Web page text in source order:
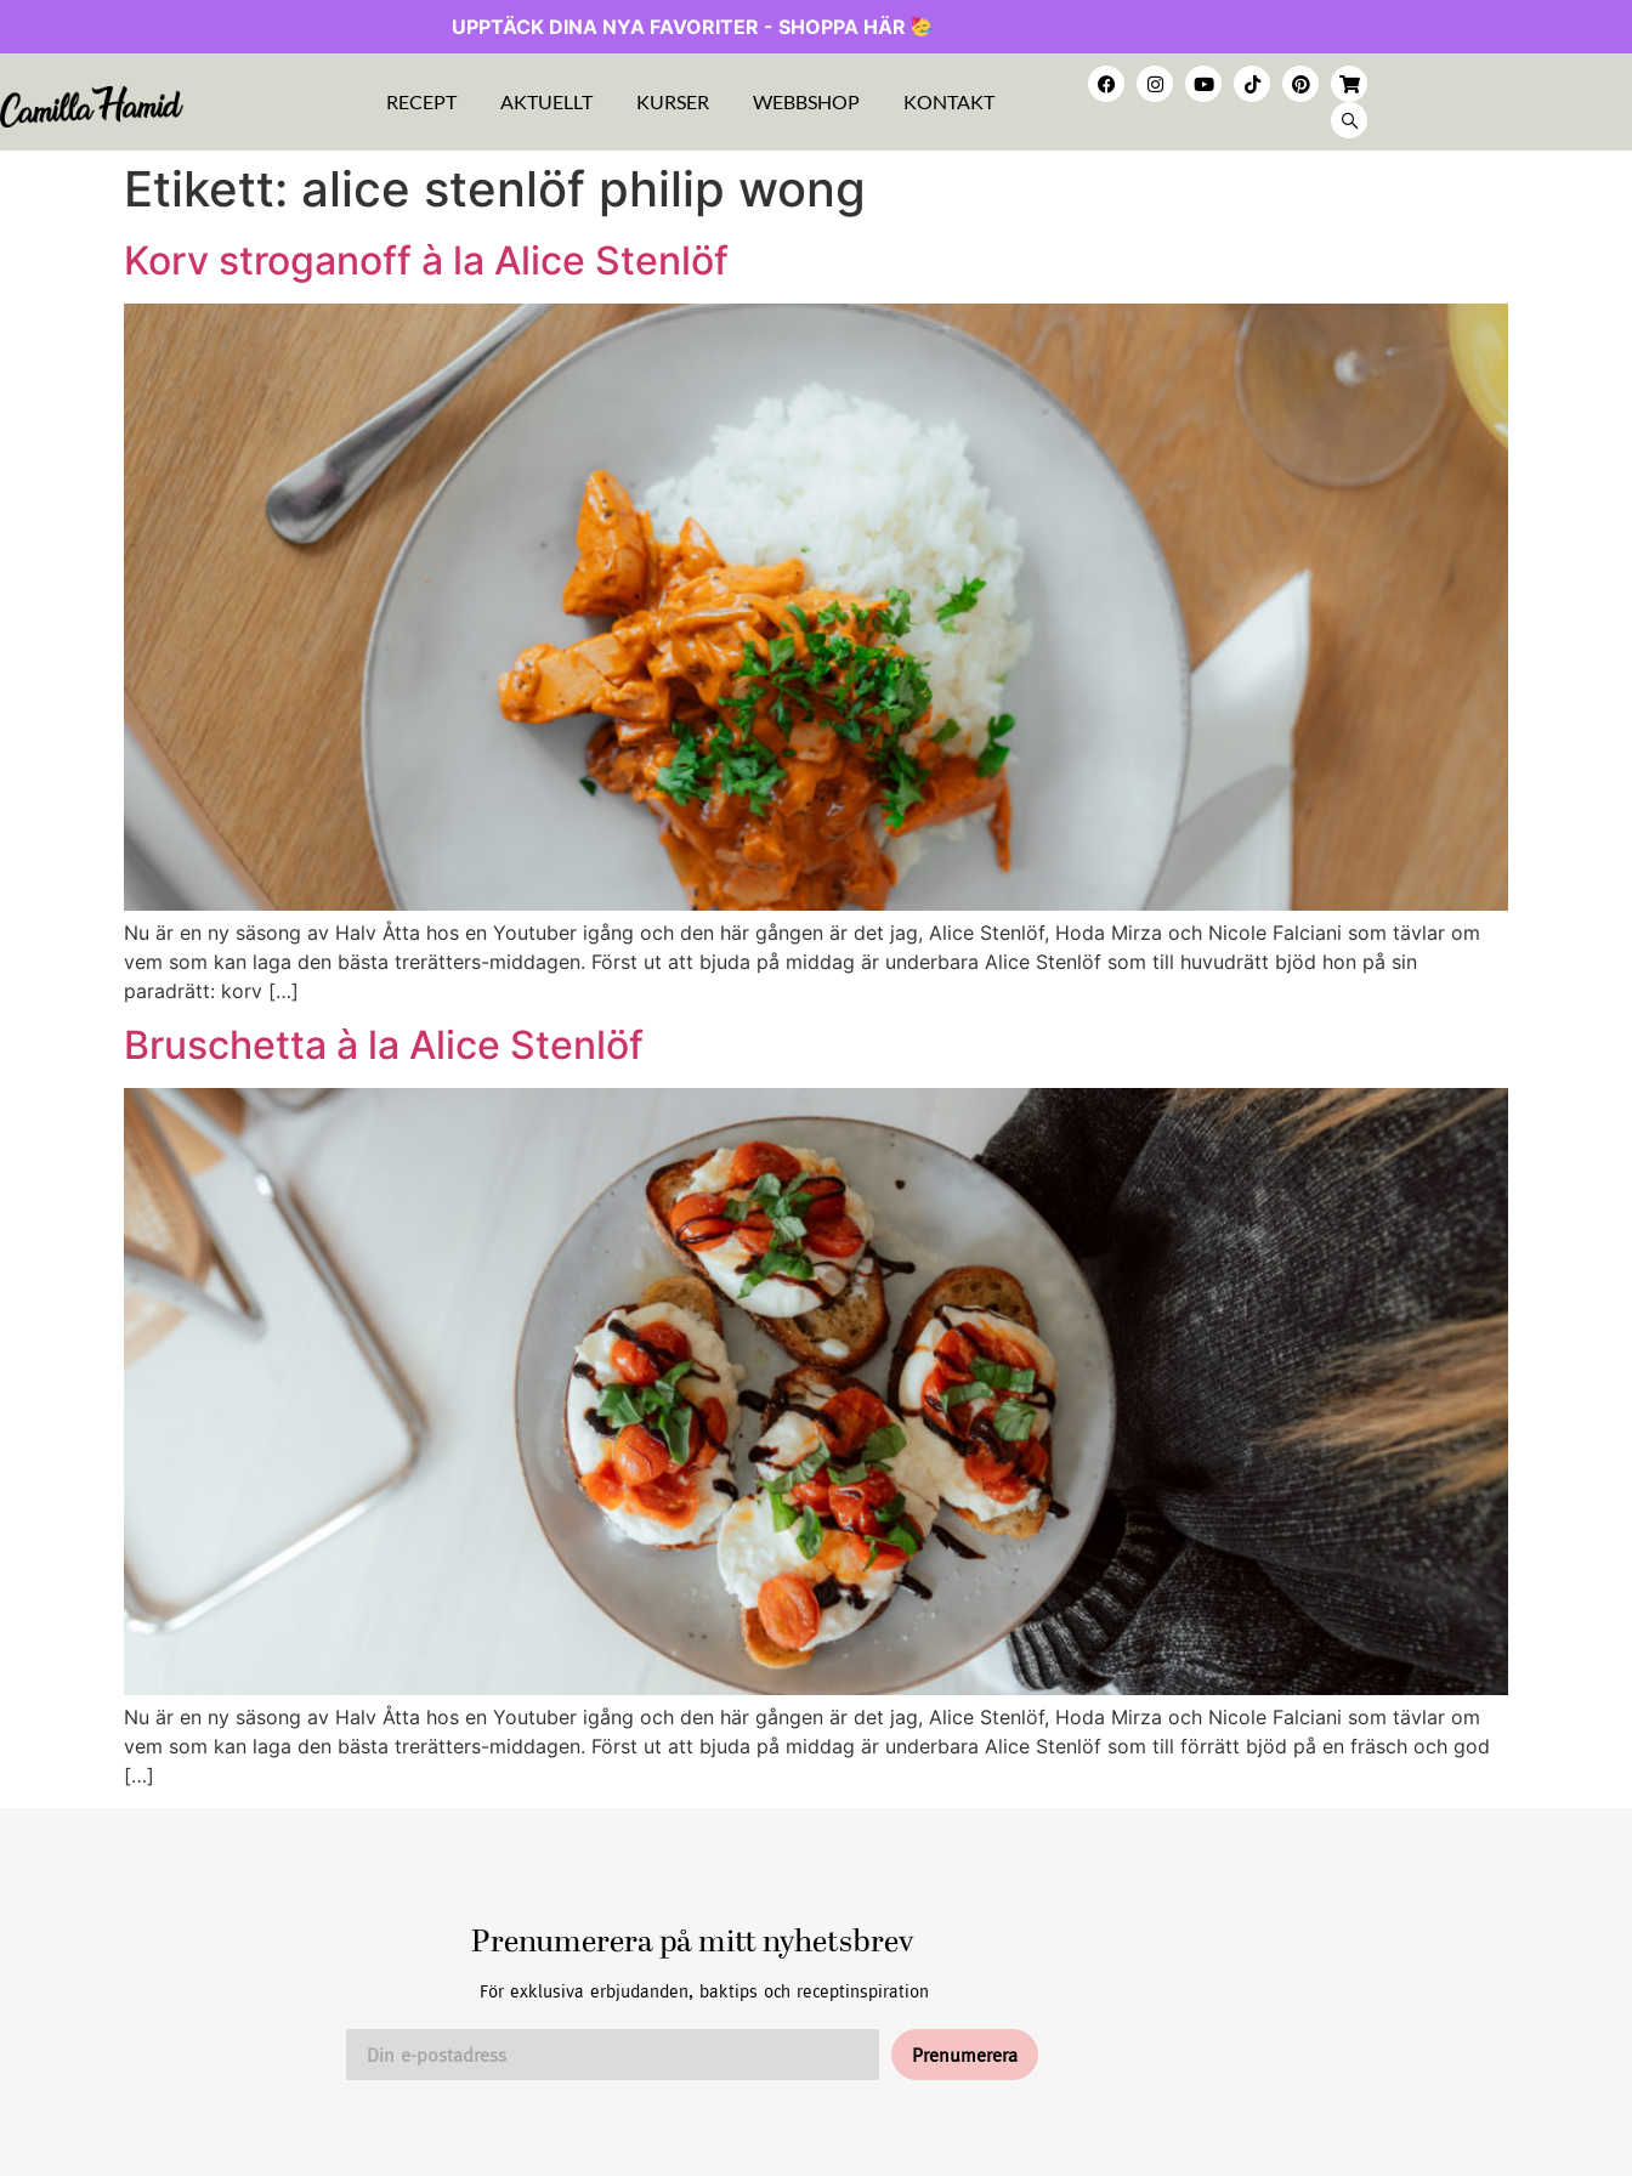
UPPTÄCK DINA NYA FAVORITER - SHOPPA HÄR
RECEPT AKTUELLT KURSER WEBBSHOP KONTAKT
Etikett: alice stenlöf philip wong
Korv stroganoff à la Alice Stenlöf
Nu är en ny säsong av Halv Åtta hos en Youtuber igång och den här gången är det jag, Alice Stenlöf, Hoda Mirza och Nicole Falciani som tävlar om
vem som kan laga den bästa trerätters-middagen. Först ut att bjuda på middag är underbara Alice Stenlöf som till huvudrätt bjöd hon på sin
paradrätt: korv […]
Bruschetta à la Alice Stenlöf
Nu är en ny säsong av Halv Åtta hos en Youtuber igång och den här gången är det jag, Alice Stenlöf, Hoda Mirza och Nicole Falciani som tävlar om
vem som kan laga den bästa trerätters-middagen. Först ut att bjuda på middag är underbara Alice Stenlöf som till förrätt bjöd på en fräsch och god
[…]
Prenumerera på mitt nyhetsbrev
För exklusiva erbjudanden, baktips och receptinspiration